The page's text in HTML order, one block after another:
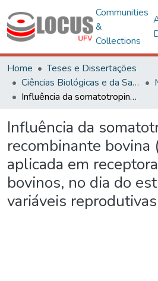
Communities
&
Collections
Home
Teses e Dissertações
Ciências Biológicas e da Saúde
Influência da somatotropina recombinante bovina (rbST) aplicada em receptoras de embriões bovinos, no dia do estro, sobre variáveis reprodutivas
Influência da
recombinante bovina
aplicada em
bovinos, no dia do
variáveis reprodutivas